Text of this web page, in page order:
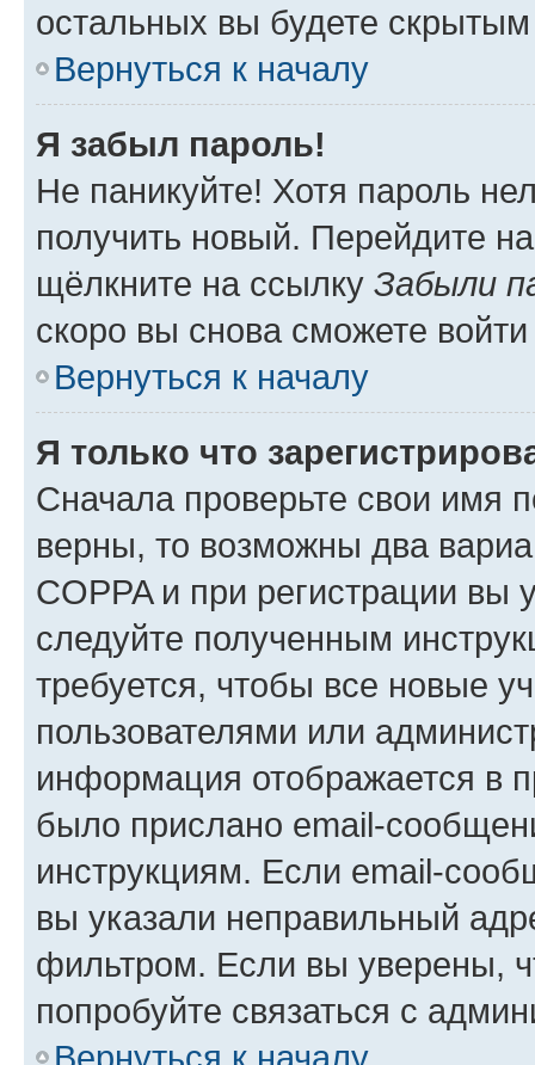
остальных вы будете
Вернуться к началу
Я забыл пароль!
Не паникуйте! Хотя пароль
получить новый. Перейдите
щёлкните на ссылку Забыли
скоро вы снова сможете
Вернуться к началу
Я только что
Сначала проверьте свои имя
верны, то возможны два
COPPA и при регистрации вы
следуйте полученным
требуется, чтобы все новые
пользователями или
информация отображается в
было прислано email-
инструкциям. Если email-
вы указали неправильный
фильтром. Если вы уверены,
попробуйте связаться с
Вернуться к началу